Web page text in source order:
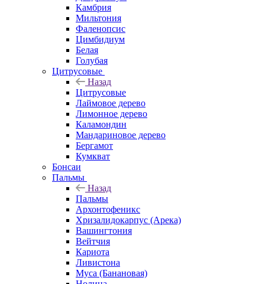
Камбрия
Мильтония
Фаленопсис
Цимбидиум
Белая
Голубая
Цитрусовые
Назад
Цитрусовые
Лаймовое дерево
Лимонное дерево
Каламондин
Мандариновое дерево
Бергамот
Кумкват
Бонсаи
Пальмы
Назад
Пальмы
Архонтофеникс
Хризалидокарпус (Арека)
Вашингтония
Вейтчия
Кариота
Ливистона
Муса (Банановая)